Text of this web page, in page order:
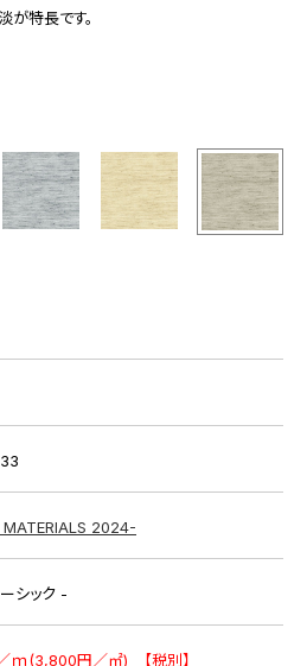
シーサイトマップ
が特長です。
2024-
シック -
ｍ(3,800円／㎡) 【税別】